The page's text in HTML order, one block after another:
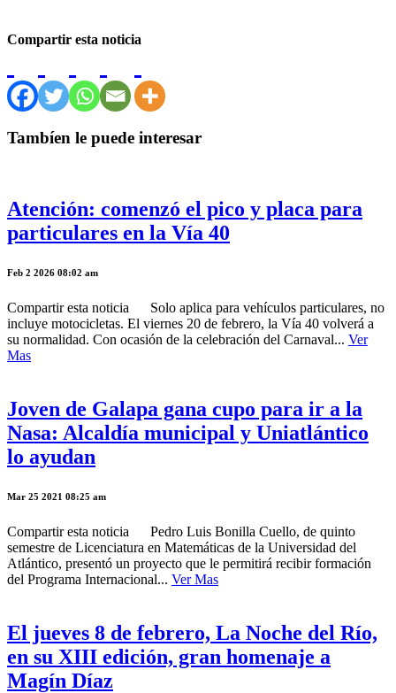
Compartir esta noticia
Tambíen le puede interesar
Atención: comenzó el pico y placa para
particulares en la Vía 40
Feb 2 2026 08:02 am
Compartir esta noticia Solo aplica para vehículos particulares, no
incluye motocicletas. El viernes 20 de febrero, la Vía 40 volverá a
su normalidad. Con ocasión de la celebración del Carnaval... Ver
Mas
Joven de Galapa gana cupo para ir a la
Nasa: Alcaldía municipal y Uniatlántico
lo ayudan
Mar 25 2021 08:25 am
Compartir esta noticia Pedro Luis Bonilla Cuello, de quinto
semestre de Licenciatura en Matemáticas de la Universidad del
Atlántico, presentó un proyecto que le permitirá recibir formación
del Programa Internacional... Ver Mas
El jueves 8 de febrero, La Noche del Río,
en su XIII edición, gran homenaje a
Magín Díaz